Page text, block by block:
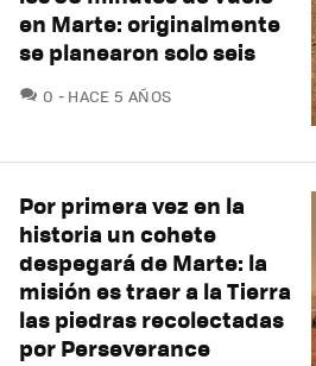
en Marte: originalmente
se planearon solo seis
0 COMENTARIOS
HACE 5 AÑOS
Por primera vez en la
historia un cohete
despegará de Marte: la
misión es traer a la Tierra
las piedras recolectadas
por Perseverance